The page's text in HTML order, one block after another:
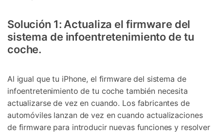
Solución 1: Actualiza el firmware del
sistema de infoentretenimiento de tu
coche.
Al igual que tu iPhone, el firmware del sistema de
infoentretenimiento de tu coche también necesita
actualizarse de vez en cuando. Los fabricantes de
automóviles lanzan de vez en cuando actualizaciones
de firmware para introducir nuevas funciones y resolver